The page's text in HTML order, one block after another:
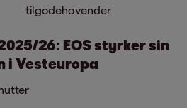
tilgodehavender
26: EOS styrker sin
i Vesteuropa